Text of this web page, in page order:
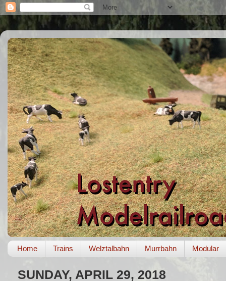
Home Trains Welztalbahn Murrbahn Modular
SUNDAY, APRIL 29, 2018